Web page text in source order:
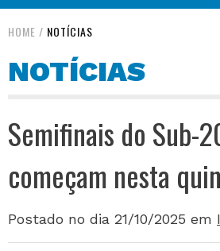
HOME / NOTÍCIAS
NOTÍCIAS
Semifinais do Sub-
começam nesta
Postado no dia 21/10/2025 em